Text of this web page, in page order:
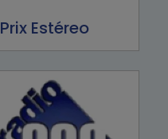
Prix Estéreo